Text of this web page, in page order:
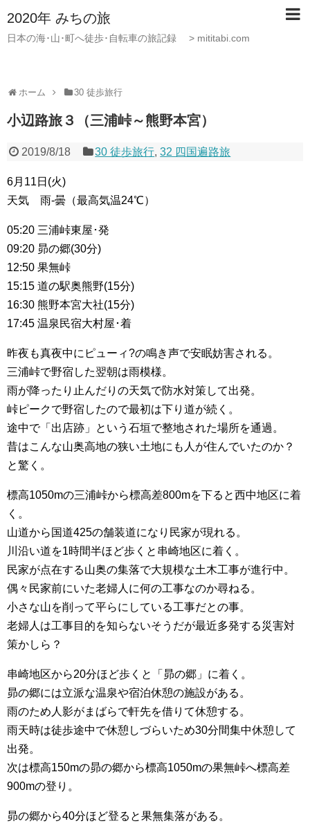
2020年 みちの旅
日本の海･山･町へ徒歩･自転車の旅記録 > mititabi.com
ホーム 30 徒歩旅行
小辺路旅３（三浦峠～熊野本宮）
2019/8/18 30 徒歩旅行,32 四国遍路旅
6月11日(火)
天気 雨-曇（最高気温24℃）
05:20 三浦峠東屋･発
09:20 昴の郷(30分)
12:50 果無峠
15:15 道の駅奥熊野(15分)
16:30 熊野本宮大社(15分)
17:45 温泉民宿大村屋･着
昨夜も真夜中にピューィ?の鳴き声で安眠妨害される。
三浦峠で野宿した翌朝は雨模様。
雨が降ったり止んだりの天気で防水対策して出発。
峠ピークで野宿したので最初は下り道が続く。
途中で「出店跡」という石垣で整地された場所を通過。
昔はこんな山奥高地の狭い土地にも人が住んでいたのか？
と驚く。
標高1050mの三浦峠から標高差800mを下ると西中地区に着
く。
山道から国道425の舗装道になり民家が現れる。
川沿い道を1時間半ほど歩くと串崎地区に着く。
民家が点在する山奥の集落で大規模な土木工事が進行中。
偶々民家前にいた老婦人に何の工事なのか尋ねる。
小さな山を削って平らにしている工事だとの事。
老婦人は工事目的を知らないそうだが最近多発する災害対
策かしら？
串崎地区から20分ほど歩くと「昴の郷」に着く。
昴の郷には立派な温泉や宿泊休憩の施設がある。
雨のため人影がまばらで軒先を借りて休憩する。
雨天時は徒歩途中で休憩しづらいため30分間集中休憩して
出発。
次は標高150mの昴の郷から標高1050mの果無峠へ標高差
900mの登り。
昴の郷から40分ほど登ると果無集落がある。